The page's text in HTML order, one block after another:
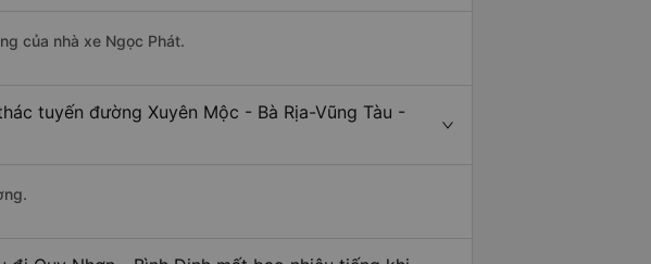
của nhà xe Ngọc Phát.
tuyến đường Xuyên Mộc - Bà Rịa-Vũng Tàu -